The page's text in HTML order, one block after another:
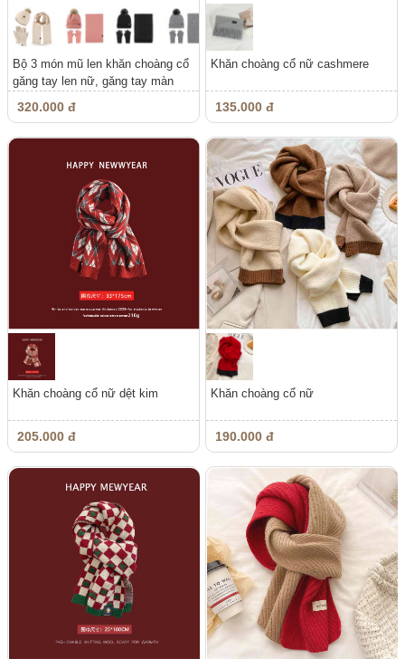
Bộ 3 món mũ len khăn choàng cổ
găng tay len nữ, găng tay màn
320.000 đ
Khăn choàng cổ nữ cashmere
135.000 đ
Khăn choàng cổ nữ dệt kim
205.000 đ
Khăn choàng cổ nữ
190.000 đ